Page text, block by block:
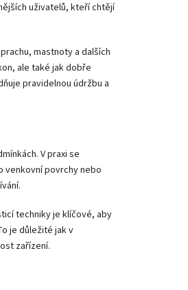
uživatelů, kteří chtějí
mastnoty a dalších
ale také jak dobře
pravidelnou údržbu a
V praxi se
venkovní povrchy nebo
techniky je klíčové, aby
je důležité jak v
zařízení.